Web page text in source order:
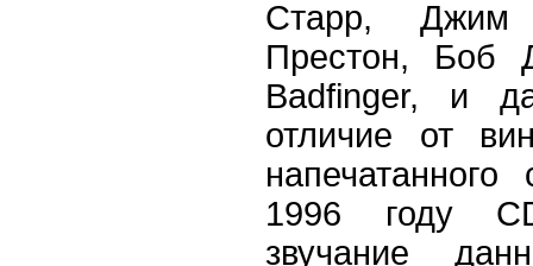
Старр,
Престон,
Badfinger, и
отличие от
1996 году
звучание